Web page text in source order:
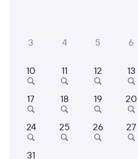
Когда
Кто едет
Найти
3 4 5 6
10 11 12 13
17 18 19 20
24 25 26 27
31